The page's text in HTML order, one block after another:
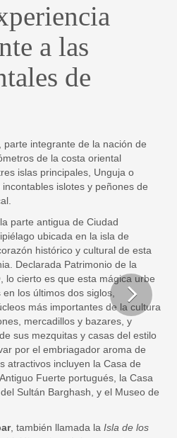
a las
de
integrante de la nación de
de la costa oriental
islas principales, Unguja o
islotes y peñones de
, la parte antigua de Ciudad
ubicada en la isla de
histórico y cultural de esta
Declarada Patrimonio de la
lo cierto es que esta mágica urbe
los últimos dos siglos,
más importantes de la cultura
mercadillos y bazares, y
sus mezquitas y casas del estilo
por el embriagador aroma de
atractivos incluyen la Casa de
Fuerte portugués, la Casa
Sultán Barghash, y el Museo de
, también llamada laIsla de los